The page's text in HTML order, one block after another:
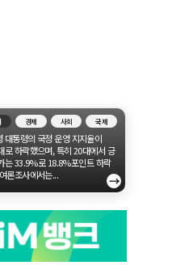
경제 사회 국제
대통령의 국정 운영 지지율이
로 하락했으며, 특히 20대에서 긍
는 33.9%로 18.8%포인트 하락
론조사에서는...
→